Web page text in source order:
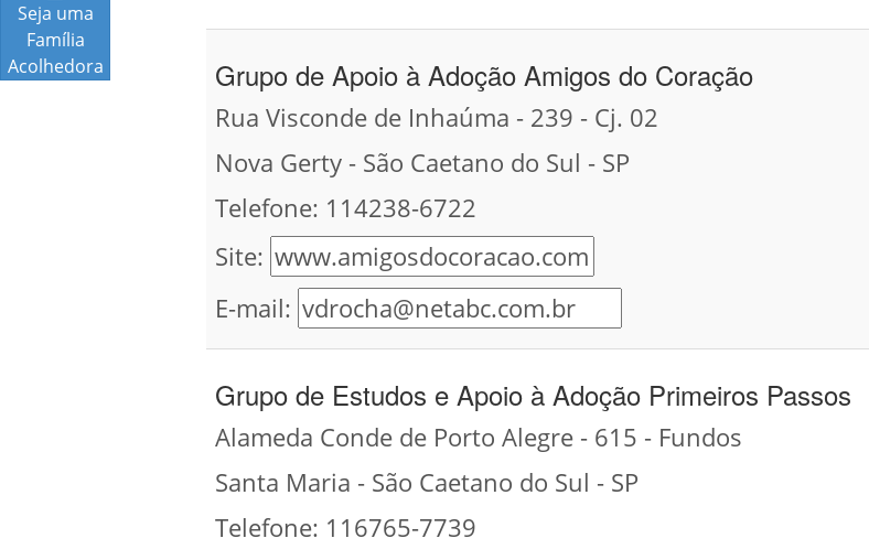
Seja uma
Família
Acolhedora
Grupo de Apoio à Adoção Amigos do Coração
Rua Visconde de Inhaúma - 239 - Cj. 02
Nova Gerty - São Caetano do Sul - SP
Telefone: 114238-6722
Site:
E-mail:
Grupo de Estudos e Apoio à Adoção Primeiros Passos
Alameda Conde de Porto Alegre - 615 - Fundos
Santa Maria - São Caetano do Sul - SP
Telefone: 116765-7739